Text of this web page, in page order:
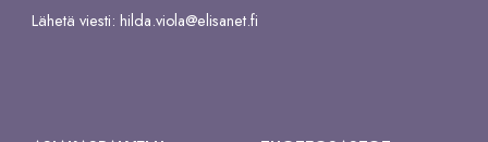
Lähetä viesti:hilda.viola@elisanet.fi